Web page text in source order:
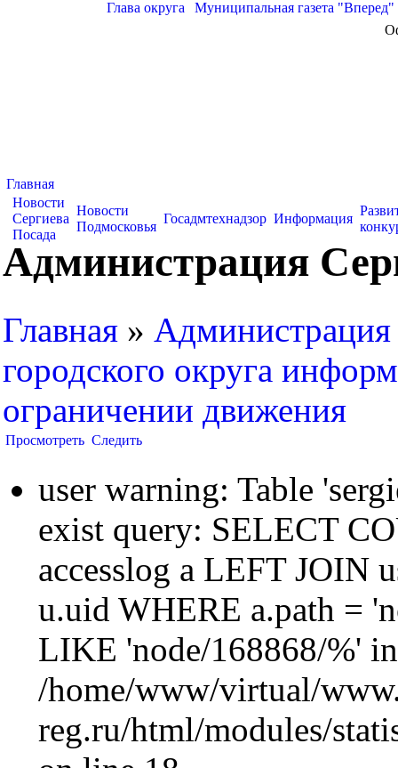
Глава округа Муниципальная газета "Вперед"
Главная
Новости
Сергиева
Посада
Новости
Подмосковья
Госадмтехнадзор Информация
Администрация
Главная » Администрация
городского округа
ограничении движения
Просмотреть Следить
user warning: Table
exist query: SELECT
accesslog a LEFT JOIN
u.uid WHERE a.path =
LIKE 'node/168868/%' in
/home/www/virtual/
reg.ru/html/modules/